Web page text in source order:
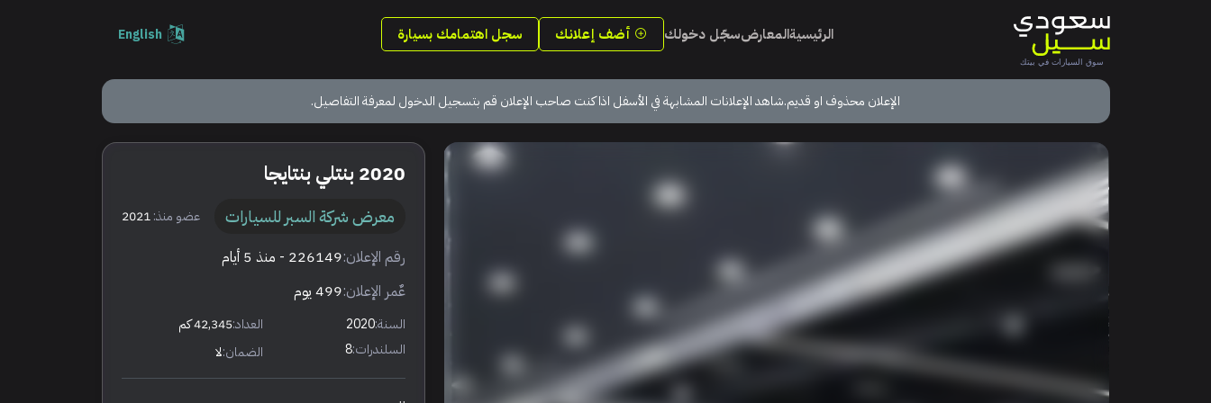
الرئيسيةالمعارضسجّل دخولك أضف إعلانك سجل اهتمامك بسيارة English
الإعلان محذوف او قديم.شاهد الإعلانات المشابهة في الأسفل اذا كنت صاحب الإعلان قم بتسجيل الدخول لمعرفة التفاصيل.
2020 بنتلي بنتايجا
معرض شركة السبر للسيارات عضو منذ:2021
رقم الإعلان:226149 - منذ 5 أيام
عٌمر الإعلان:499 يوم
السنة:2020 العداد:42,345 كم
السلندرات:8 الضمان:لا